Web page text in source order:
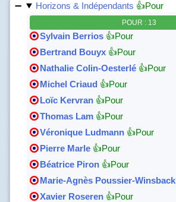
Horizons & Indépendants 👍Pour
POUR : 13
Sylvain Berrios 👍Pour
Bertrand Bouyx 👍Pour
Nathalie Colin-Oesterlé 👍Pour
Michel Criaud 👍Pour
Loïc Kervran 👍Pour
Thomas Lam 👍Pour
Véronique Ludmann 👍Pour
Pierre Marle 👍Pour
Béatrice Piron 👍Pour
Marie-Agnès Poussier-Winsback
Xavier Roseren 👍Pour